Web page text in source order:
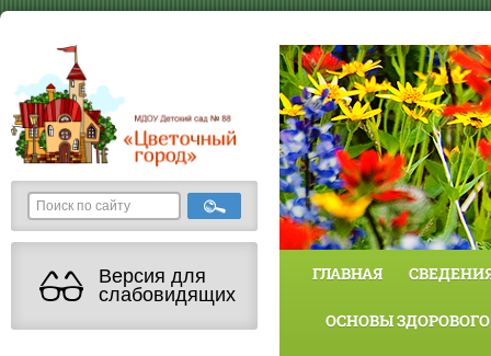
Версия для
слабовидящих
ГЛАВНАЯ
ОСНОВЫ